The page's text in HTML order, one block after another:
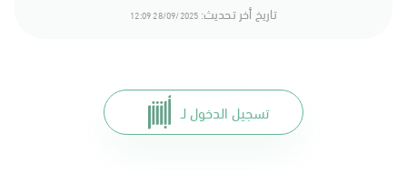
تاريخ أخر تحديث: 28/09/2025 12:09
تسجيل الدخول لـ